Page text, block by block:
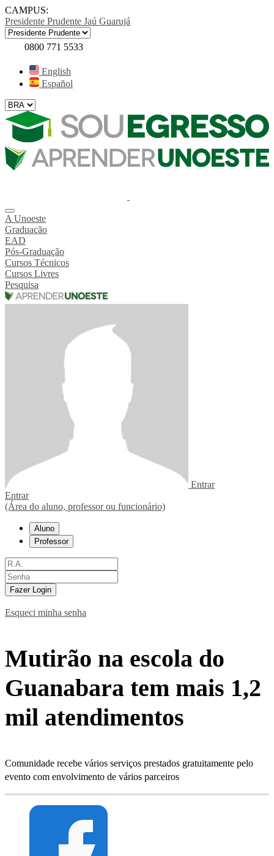
CAMPUS:
Presidente Prudente Jaú Guarujá
0800 771 5533
English
Español
A Unoeste
Graduação
EAD
Pós-Graduação
Cursos Técnicos
Cursos Livres
Pesquisa
Entrar
Entrar
(Área do aluno, professor ou funcionário)
Aluno
Professor
Fazer Login
Esqueci minha senha
Mutirão na escola do
Guanabara tem mais 1,2
mil atendimentos
Comunidade recebe vários serviços prestados gratuitamente pelo
evento com envolvimento de vários parceiros